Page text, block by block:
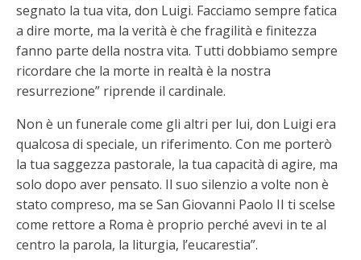
segnato la tua vita, don Luigi. Facciamo sempre fatica
a dire morte, ma la verità è che fragilità e finitezza
fanno parte della nostra vita. Tutti dobbiamo sempre
ricordare che la morte in realtà è la nostra
resurrezione” riprende il cardinale.
Non è un funerale come gli altri per lui, don Luigi era
qualcosa di speciale, un riferimento. Con me porterò
la tua saggezza pastorale, la tua capacità di agire, ma
solo dopo aver pensato. Il suo silenzio a volte non è
stato compreso, ma se San Giovanni Paolo II ti scelse
come rettore a Roma è proprio perché avevi in te al
centro la parola, la liturgia, l’eucarestia”.